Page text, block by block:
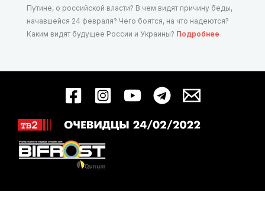
Путине, о российской власти? В чем видят причину беды,
начавшейся 24 февраля? Чего боятся, на что надеются?
Каким видят будущее России и Украины? Подробнее